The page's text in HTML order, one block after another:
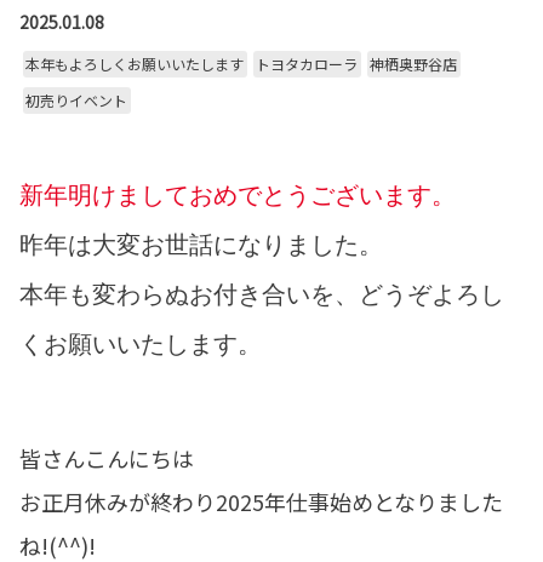
2025.01.08
本年もよろしくお願いいたします トヨタカローラ
神栖奥野谷店
初売りイベント
新年明けましておめでとうございま す。
昨年は大変お世話になりました。
本年も変わらぬお付き合いを、どうぞよろし
くお願いいたします。
皆さんこんにちは
お正月休みが終わり2025年仕事始めとなりました
ね!(^^)!